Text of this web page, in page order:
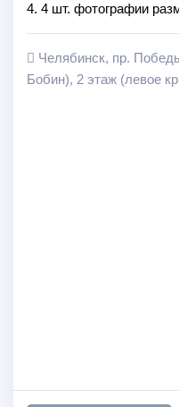
4. 4 шт. фотографии
Челябинск, пр.
Бобин), 2 этаж (левое